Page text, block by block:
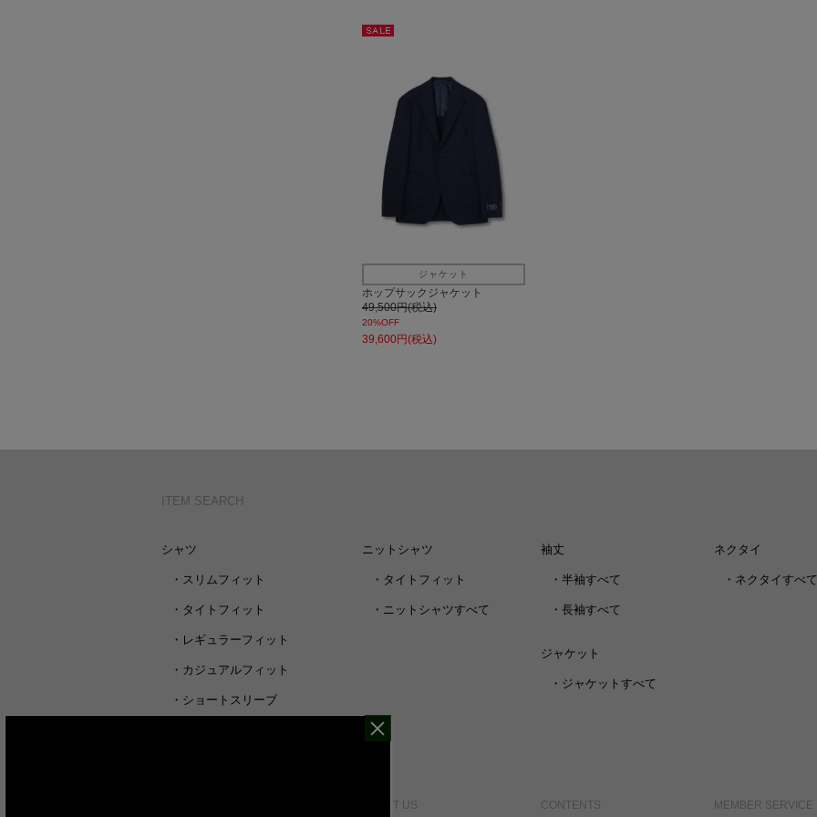
ジャケット
ホップサックジャケット
49,500円(税込)
20%OFF
39,600円(税込)
ITEM SEARCH
シャツ
・ スリムフィット
・ タイトフィット
・ レギュラーフィット
・ カジュアルフィット
・ ショートスリーブ
ニットシャツ
・ タイトフィット
・ ニットシャツすべて
袖丈
・ 半袖すべて
・ 長袖すべて
ジャケット
・ ジャケットすべて
ネクタイ
・ ネクタイすべて
ABOUT US CONTENTS MEMBER SERVICE